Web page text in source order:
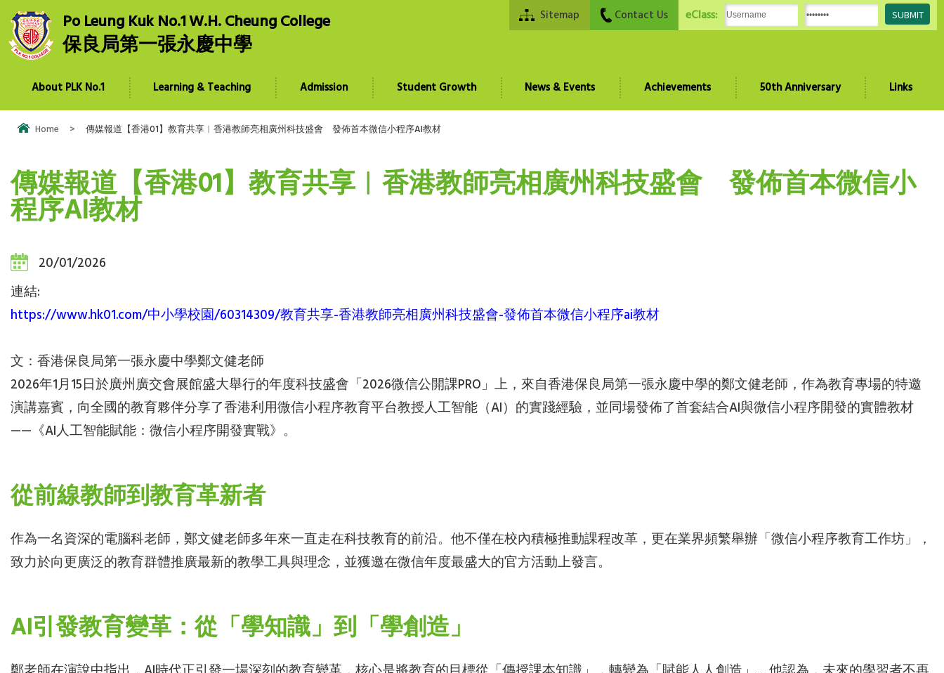
Po Leung Kuk No.1 W.H. Cheung College
保良局第一張永慶中學
eClass:
Contact Us
Sitemap
About PLK No.1 Learning & Teaching Admission Student Growth News & Events Achievements 50th Anniversary Links
Home > 傳媒報道【香港01】教育共享︱香港教師亮相廣州科技盛會 發佈首本微信小程序AI教材
傳媒報道【香港01】教育共享︱香港教師亮相廣州科技盛會 發佈首本微信小
程序AI教材
20/01/2026
連結:
https://www.hk01.com/中小學校園/60314309/教育共享-香港教師亮相廣州科技盛會-發佈首本微信小程序ai教材
文：香港保良局第一張永慶中學鄭文健老師
2026年1月15日於廣州廣交會展館盛大舉行的年度科技盛會「2026微信公開課PRO」上，來自香港保良局第一張永慶中學的鄭文健老師，作為教育專場的特邀
演講嘉賓，向全國的教育夥伴分享了香港利用微信小程序教育平台教授人工智能（AI）的實踐經驗，並同場發佈了首套結合AI與微信小程序開發的實體教材
——《AI人工智能賦能：微信小程序開發實戰》。
從前線教師到教育革新者
作為一名資深的電腦科老師，鄭文健老師多年來一直走在科技教育的前沿。他不僅在校內積極推動課程改革，更在業界頻繁舉辦「微信小程序教育工作坊」，
致力於向更廣泛的教育群體推廣最新的教學工具與理念，並獲邀在微信年度最盛大的官方活動上發言。
AI引發教育變革：從「學知識」到「學創造」